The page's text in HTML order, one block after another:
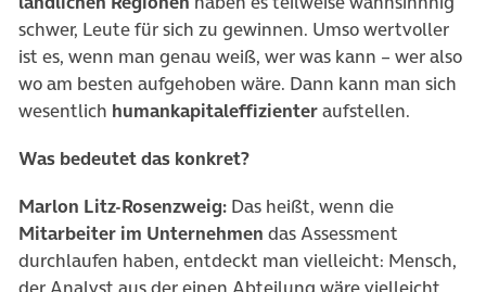
schwer, Leute für sich zu gewinnen. Umso wertvoller
ist es, wenn man genau weiß, wer was kann – wer also
wo am besten aufgehoben wäre. Dann kann man sich
wesentlich humankapitaleffizienteraufstellen.
Was bedeutet das konkret?
Marlon Litz-Rosenzweig: Das heißt, wenn die
Mitarbeiter im Unternehmen das Assessment
durchlaufen haben, entdeckt man vielleicht: Mensch,